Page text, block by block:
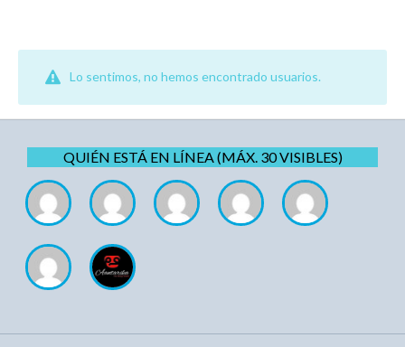
Lo sentimos, no hemos encontrado usuarios.
QUIÉN ESTÁ EN LÍNEA (MÁX. 30 VISIBLES)